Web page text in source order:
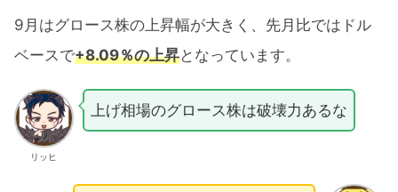
9月はグロース株の上昇幅が大きく、先月比ではドル
ベースで+8.09％の上昇となっています。
リッヒ
上げ相場のグロース株は破壊力あるな